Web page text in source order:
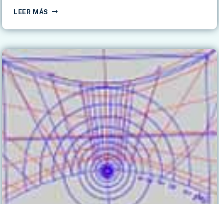
LEER MÁS CONVENTO
SAN
(LORCA):
LA
DE
LA
GNOMÓNICA